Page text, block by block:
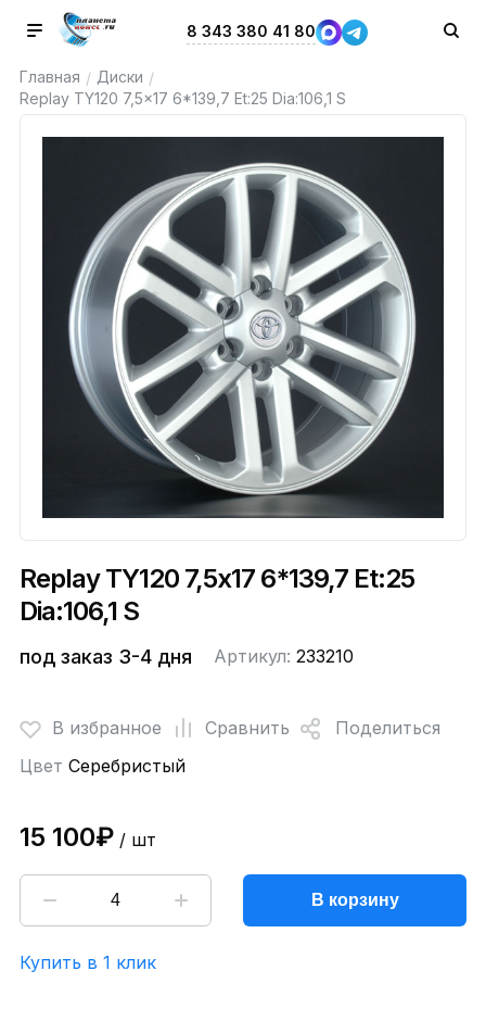
8 343 380 41 80
Главная / Диски /
Replay TY120 7,5x17 6*139,7 Et:25 Dia:106,1 S
Replay TY120 7,5x17 6*139,7 Et:25
Dia:106,1 S
под заказ 3-4 дня Артикул: 233210
В избранное Сравнить
Поделиться
Цвет Серебристый
15 100₽/ шт
В корзину
Купить в 1 клик